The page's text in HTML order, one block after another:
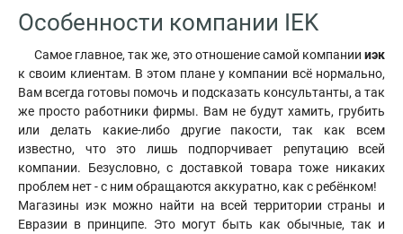
Особенности компании IEK
Самое главное, так же, это отношение самой компании иэк
к своим клиентам. В этом плане у компании всё нормально,
Вам всегда готовы помочь и подсказать консультанты, а так
же просто работники фирмы. Вам не будут хамить, грубить
или делать какие-либо другие пакости, так как всем
известно, что это лишь подпорчивает репутацию всей
компании. Безусловно, с доставкой товара тоже никаких
проблем нет - с ним обращаются аккуратно, как с ребёнком!
Магазины иэк можно найти на всей территории страны и
Евразии в принципе. Это могут быть как обычные, так и